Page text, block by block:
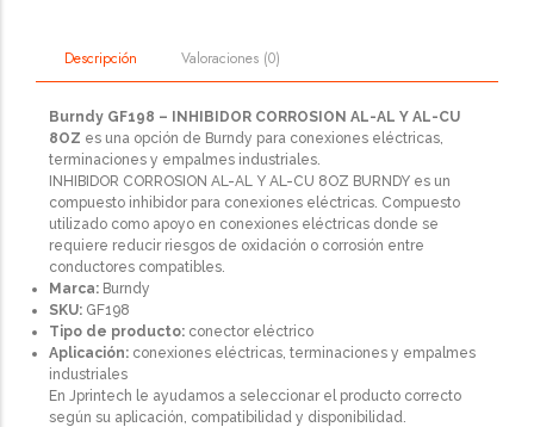
Descripción Valoraciones (0)
Burndy GF198 – INHIBIDOR CORROSION AL-AL Y AL-CU
8OZ es una opción de Burndy para conexiones eléctricas,
terminaciones y empalmes industriales.
INHIBIDOR CORROSION AL-AL Y AL-CU 8OZ BURNDY es un
compuesto inhibidor para conexiones eléctricas. Compuesto
utilizado como apoyo en conexiones eléctricas donde se
requiere reducir riesgos de oxidación o corrosión entre
conductores compatibles.
Marca: Burndy
SKU: GF198
Tipo de producto: conector eléctrico
Aplicación: conexiones eléctricas, terminaciones y empalmes
industriales
En Jprintech le ayudamos a seleccionar el producto correcto
según su aplicación, compatibilidad y disponibilidad.